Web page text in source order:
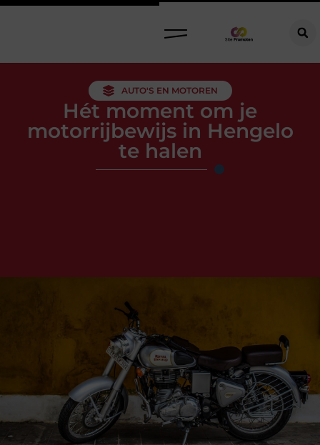
AUTO'S EN MOTOREN
Hét moment om je
motorrijbewijs in Hengelo
te halen